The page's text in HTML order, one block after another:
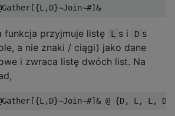
funkcja przyjmuje listę L s i D s
a nie znaki / ciągi) jako dane
i zwraca listę dwóch list. Na